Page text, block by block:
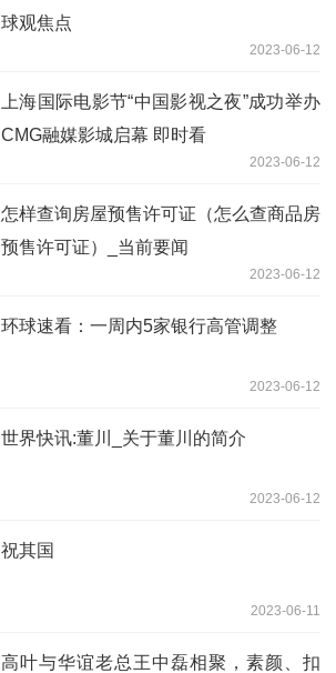
球观焦点
2023-06-12
上海国际电影节“中国影视之夜”成功举办
CMG融媒影城启幕 即时看
2023-06-12
怎样查询房屋预售许可证（怎么查商品房
预售许可证）_当前要闻
2023-06-12
环球速看：一周内5家银行高管调整
2023-06-12
世界快讯:董川_关于董川的简介
2023-06-12
祝其国
2023-06-11
高叶与华谊老总王中磊相聚，素颜、扣